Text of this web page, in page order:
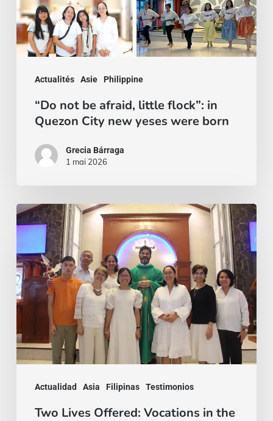
Actualités Asie Philippine
Quezon
City
new
born“Do not be afraid, little flock”: in
Quezon City new yeses were born
Grecia Bárraga
1 mai 2026
Actualidad Asia Filipinas Testimonios
Two
Lives
Offered:
Vocations
in
the
Philippines
Two Lives Offered: Vocations in the